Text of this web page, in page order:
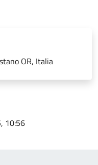
OR, Italia
10:56